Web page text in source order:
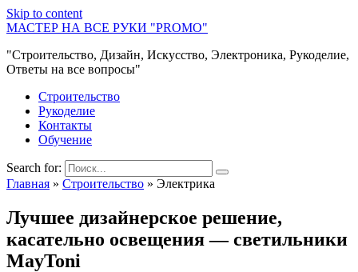
Skip to content
МАСТЕР НА ВСЕ РУКИ "PROMO"
"Строительство, Дизайн, Искусство, Электроника, Рукоделие,
Ответы на все вопросы"
Строительство
Рукоделие
Контакты
Обучение
Search for:
Главная » Строительство » Электрика
Лучшее дизайнерское решение,
касательно освещения — светильники
MayToni